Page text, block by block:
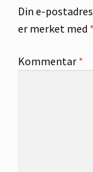
Din e-
er merket med *
Kommentar *